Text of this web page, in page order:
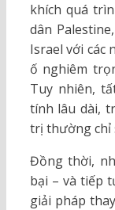
khích quá
dân
Israel với các
ố nghiêm
Tuy nhiên,
tính lâu dài,
trị thường chỉ
Đồng thời,
bại – và tiếp
giải pháp